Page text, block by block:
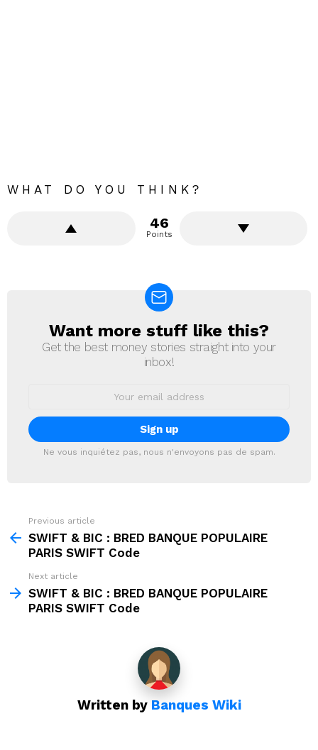
WHAT DO YOU THINK?
46
Points
NEWSLETTER
Want more stuff like this?
Get the best money stories straight into your
inbox!
Ne vous inquiétez pas, nous n'envoyons pas de spam.
more
Previous article
SWIFT & BIC : BRED BANQUE POPULAIRE
PARIS SWIFT Code
Next article
SWIFT & BIC : BRED BANQUE POPULAIRE
PARIS SWIFT Code
Written by Banques Wiki